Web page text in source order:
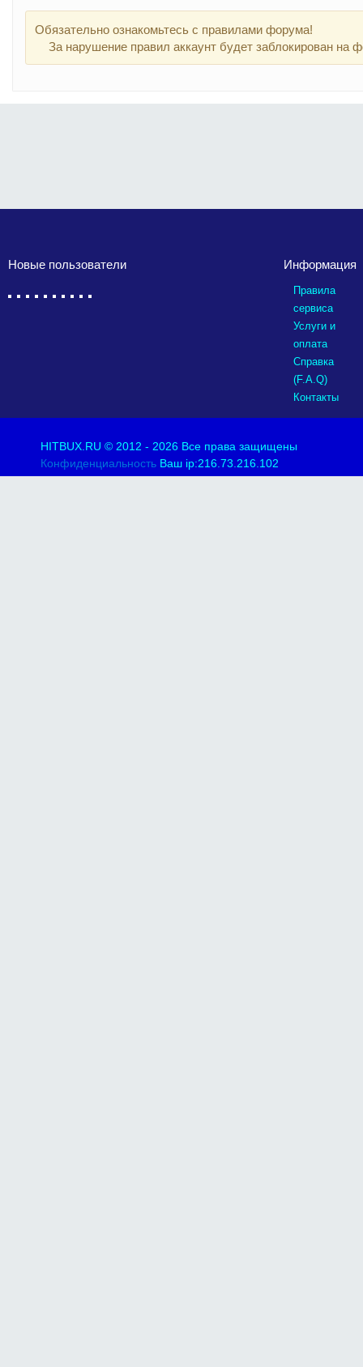
Обязательно ознакомьтесь с правилами форума!
За нарушение правил аккаунт будет заблокирован на
Новые пользователи Информация
Правила
сервиса
Услуги и
оплата
Справка
(F.A.Q)
Контакты
HITBUX.RU © 2012 - 2026 Все права защищены
Конфиденциальность Ваш ip:216.73.216.102